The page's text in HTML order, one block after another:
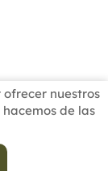
ofrecer nuestros
de las